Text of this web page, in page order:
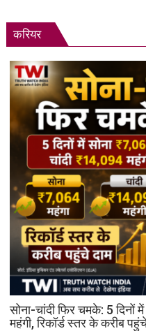
करियर
सोना-चांदी फिर चमके: 5 दिनों
महंगी, रिकॉर्ड स्तर के करीब